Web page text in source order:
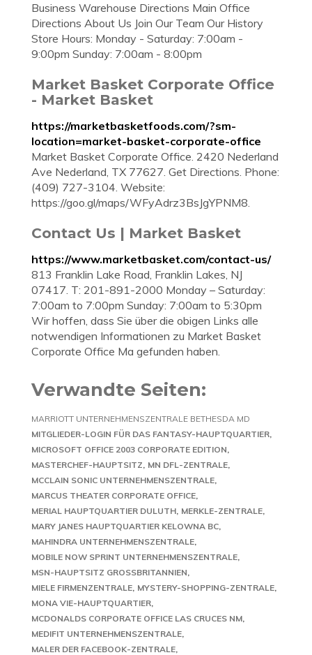
Business Warehouse Directions Main Office
Directions About Us Join Our Team Our History
Store Hours: Monday - Saturday: 7:00am -
9:00pm Sunday: 7:00am - 8:00pm
Market Basket Corporate Office
- Market Basket
https://marketbasketfoods.com/?sm-
location=market-basket-corporate-office
Market Basket Corporate Office. 2420 Nederland
Ave Nederland, TX 77627. Get Directions. Phone:
(409) 727-3104. Website:
https://goo.gl/maps/WFyAdrz3BsJgYPNM8.
Contact Us | Market Basket
https://www.marketbasket.com/contact-us/
813 Franklin Lake Road, Franklin Lakes, NJ
07417. T: 201-891-2000 Monday – Saturday:
7:00am to 7:00pm Sunday: 7:00am to 5:30pm
Wir hoffen, dass Sie über die obigen Links alle
notwendigen Informationen zu Market Basket
Corporate Office Ma gefunden haben.
Verwandte Seiten:
MARRIOTT UNTERNEHMENSZENTRALE BETHESDA MD
MITGLIEDER-LOGIN FÜR DAS FANTASY-HAUPTQUARTIER
MICROSOFT OFFICE 2003 CORPORATE EDITION
MASTERCHEF-HAUPTSITZ MN DFL-ZENTRALE
MCCLAIN SONIC UNTERNEHMENSZENTRALE
MARCUS THEATER CORPORATE OFFICE
MERIAL HAUPTQUARTIER DULUTH MERKLE-ZENTRALE
MARY JANES HAUPTQUARTIER KELOWNA BC
MAHINDRA UNTERNEHMENSZENTRALE
MOBILE NOW SPRINT UNTERNEHMENSZENTRALE
MSN-HAUPTSITZ GROSSBRITANNIEN
MIELE FIRMENZENTRALE MYSTERY-SHOPPING-ZENTRALE
MONA VIE-HAUPTQUARTIER
MCDONALDS CORPORATE OFFICE LAS CRUCES NM
MEDIFIT UNTERNEHMENSZENTRALE
MALER DER FACEBOOK-ZENTRALE